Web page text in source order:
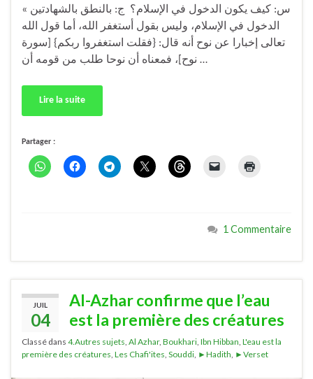
« س: كيف يكون الدخول في الإسلام؟ ج: بالنطق بالشهادتين
الدخول في الإسلام، وليس بقول أستغفر الله، أما قول الله
تعالى إخبارا عن نوح أنه قال: {فقلت استغفروا ربكم} [سورة
نوح]، فمعناه أن نوحا طلب من قومه أن …
Lire la suite
Partager :
1 Commentaire
JUIL
04
Al-Azhar confirme que l’eau
est la première des créatures
Classé dans 4.Autres sujets Al Azhar, Boukhari Ibn Hibban L'eau est la
première des créatures Les Chafi'ites Souddi ►Hadith ►Verset